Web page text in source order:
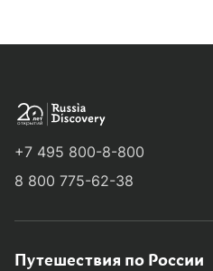
+7 495 800-8-800
8 800 775-62-38
Путешествия по России